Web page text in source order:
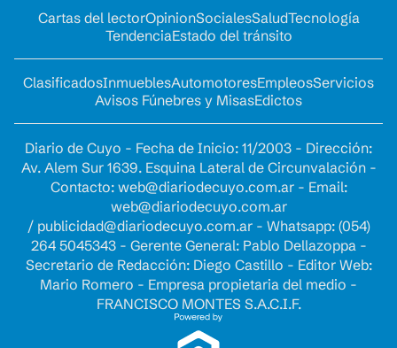
Cartas del lectorOpinionSocialesSaludTecnología
TendenciaEstado del tránsito
ClasificadosInmueblesAutomotoresEmpleosServicios
Avisos Fúnebres y MisasEdictos
Diario de Cuyo - Fecha de Inicio: 11/2003 - Dirección:
Av. Alem Sur 1639. Esquina Lateral de Circunvalación -
Contacto: web@diariodecuyo.com.ar- Email:
web@diariodecuyo.com.ar
/ publicidad@diariodecuyo.com.ar- Whatsapp: (054)
264 5045343 - Gerente General: Pablo Dellazoppa -
Secretario de Redacción: Diego Castillo - Editor Web:
Mario Romero - Empresa propietaria del medio -
FRANCISCO MONTES S.A.C.I.F.